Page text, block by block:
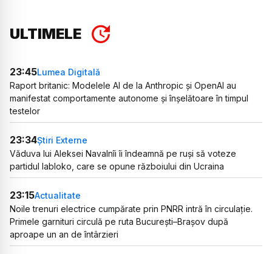
ULTIMELE
23:45Lumea Digitală
Raport britanic: Modelele AI de la Anthropic și OpenAI au
manifestat comportamente autonome și înșelătoare în timpul
testelor
23:34Știri Externe
Văduva lui Aleksei Navalnîi îi îndeamnă pe ruși să voteze
partidul Iabloko, care se opune războiului din Ucraina
23:15Actualitate
Noile trenuri electrice cumpărate prin PNRR intră în circulație.
Primele garnituri circulă pe ruta București–Brașov după
aproape un an de întârzieri